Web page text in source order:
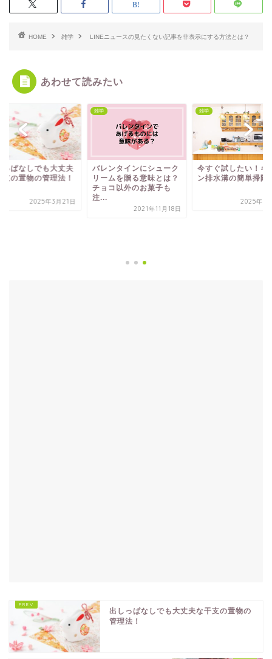
HOME 雑学 LINEニュースの見たくない記事を非表示にする方法とは？
あわせて読みたい
ンタインにシューク
ムを贈る意味とは？
雑学
今すぐ試したい！キッチ
ン排水溝の簡単掃除法
雑学
出しっぱなしでも大丈夫な干支の置物の
管理法！